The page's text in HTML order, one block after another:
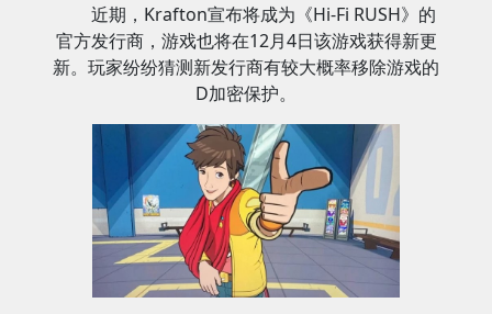
近期，Krafton宣布将成为《Hi-Fi RUSH》的
官方发行商，游戏也将在12月4日该游戏获得新更
新。玩家纷纷猜测新发行商有较大概率移除游戏的
D加密保护。